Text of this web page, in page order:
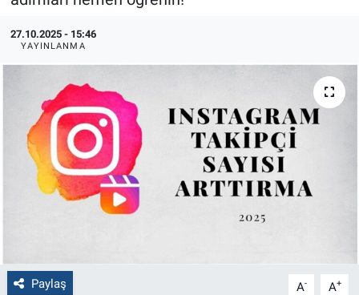
27.10.2025 - 15:46
YAYINLANMA
Paylaş A- A+
Alış-Veriş/İş dünyası
Kültür Sanat
Politika
Bilecik
Kütahya
Gezi
Çevre